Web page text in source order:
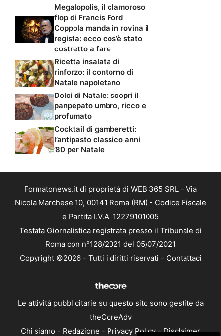
Megalopolis, il clamoroso
flop di Francis Ford
Coppola manda in rovina il
regista: ecco cos’è stato
costretto a fare
Ricetta insalata di
rinforzo: il contorno di
Natale napoletano
Dolci di Natale: scopri il
panpepato umbro, ricco e
profumato
Cocktail di gamberetti:
l’antipasto classico anni
’80 per Natale
Formatonews.it di proprietà di WEB 365 SRL - Via
Nicola Marchese 10, 00141 Roma (RM) - Codice Fiscale
e Partita I.V.A. 12279101005
Testata Giornalistica registrata presso il Tribunale di
Roma con n°128/2021 del 05/07/2021
Copyright ©2026 - Tutti i diritti riservati - Contattaci
Le attività pubblicitarie su questo sito sono gestite da
theCoreAdv
Chi siamo - Redazione - Privacy Policy-Disclaimer